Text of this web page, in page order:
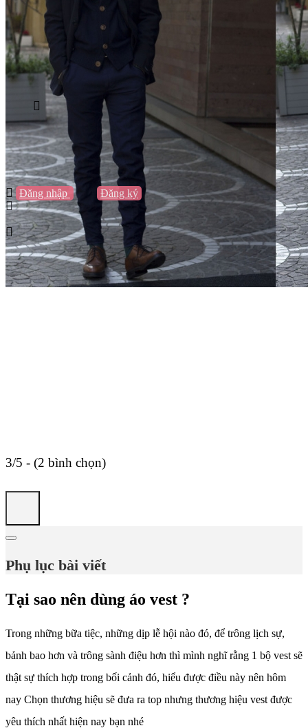
Vũng Tàu
Quy Nhơn
Thừa Thiên Huế
Blog
Sách / Truyện
Lifestyle
Giải trí
Thương hiệu
Tạo thương hiệu
Đăng nhập hoặc Đăng ký
Tạo thương hiệu
3/5 - (2 bình chọn)
Phụ lục bài viết
Tại sao nên dùng áo vest ?
Trong những bữa tiệc, những dịp lễ hội nào đó, để trông lịch sự,
bảnh bao hơn và trông sành điệu hơn thì mình nghĩ rằng 1 bộ vest sẽ
thật sự thích hợp trong bối cảnh đó, hiểu được điều này nên hôm
nay Chọn thương hiệu sẽ đưa ra top nhưng thương hiệu vest được
yêu thích nhất hiện nay bạn nhé